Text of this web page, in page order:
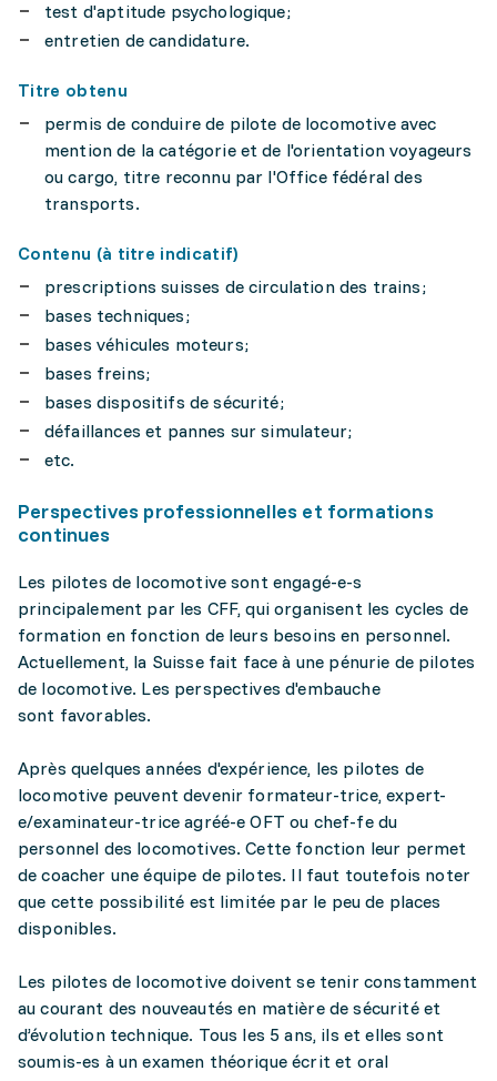
test d'aptitude psychologique;
entretien de candidature.
Titre obtenu
permis de conduire de pilote de locomotive avec
mention de la catégorie et de l'orientation voyageurs
ou cargo, titre reconnu par l'Office fédéral des
transports.
Contenu (à titre indicatif)
prescriptions suisses de circulation des trains;
bases techniques;
bases véhicules moteurs;
bases freins;
bases dispositifs de sécurité;
défaillances et pannes sur simulateur;
etc.
Perspectives professionnelles et formations
continues
Les pilotes de locomotive sont engagé-e-s
principalement par les CFF, qui organisent les cycles de
formation en fonction de leurs besoins en personnel.
Actuellement, la Suisse fait face à une pénurie de pilotes
de locomotive. Les perspectives d'embauche
sont favorables.
Après quelques années d'expérience, les pilotes de
locomotive peuvent devenir formateur-trice, expert-
e/examinateur-trice agréé-e OFT ou chef-fe du
personnel des locomotives. Cette fonction leur permet
de coacher une équipe de pilotes. Il faut toutefois noter
que cette possibilité est limitée par le peu de places
disponibles.
Les pilotes de locomotive doivent se tenir constamment
au courant des nouveautés en matière de sécurité et
d’évolution technique. Tous les 5 ans, ils et elles sont
soumis-es à un examen théorique écrit et oral